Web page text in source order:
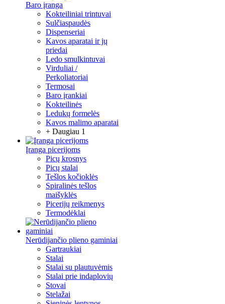
Baro įranga
Kokteiliniai trintuvai
Sulčiaspaudės
Dispenseriai
Kavos aparatai ir jų
priedai
Ledo smulkintuvai
Virduliai /
Perkoliatoriai
Termosai
Baro įrankiai
Kokteilinės
Ledukų formelės
Kavos malimo aparatai
+ Daugiau 1
Įranga picerijoms
Picų krosnys
Picų stalai
Tešlos kočioklės
Spiralinės tešlos
maišyklės
Picerijų reikmenys
Termodėklai
Nerūdijančio plieno gaminiai
Gartraukiai
Stalai
Stalai su plautuvėmis
Stalai prie indaplovių
Stovai
Stelažai